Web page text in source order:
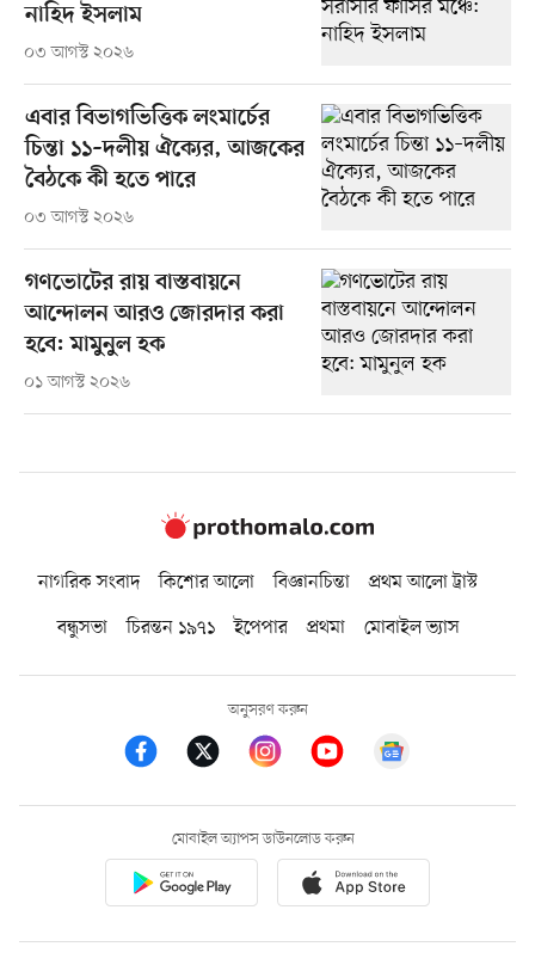
নাহিদ ইসলাম
০৩ আগস্ট ২০২৬
এবার বিভাগভিত্তিক লংমার্চের
চিন্তা ১১–দলীয় ঐক্যের, আজকের
বৈঠকে কী হতে পারে
০৩ আগস্ট ২০২৬
গণভোটের রায় বাস্তবায়নে
আন্দোলন আরও জোরদার করা
হবে: মামুনুল হক
০১ আগস্ট ২০২৬
নাগরিক সংবাদ কিশোর আলো বিজ্ঞানচিন্তা
প্রথম আলো ট্রাস্ট
বন্ধুসভা
চিরন্তন ১৯৭১ ইপেপার প্রথমা মোবাইল ভ্যাস
অনুসরণ করুন
মোবাইল অ্যাপস ডাউনলোড করুন